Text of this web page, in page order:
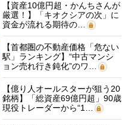
【資産10億円超・かんちさんが
厳選！】「キオクシアの次」に
資金が流れる期待の…
【首都圏の不動産価格「危ない
駅」ランキング】“中古マンシ
ョン売れ行き鈍化”のワ…
【億り人オールスターが狙う20
銘柄】「総資産69億円超」90歳
現役トレーダーから“1…